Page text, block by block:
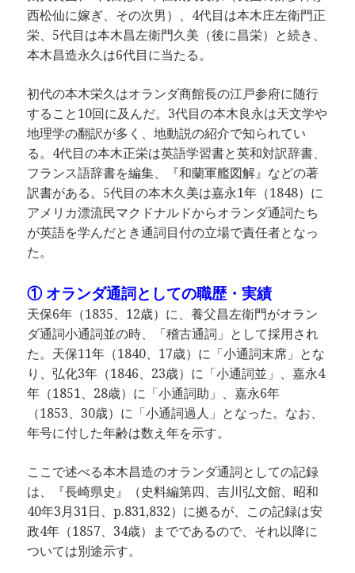
西松仙に嫁ぎ、その次男）、4代目は本木庄左衛門正
栄、5代目は本木昌左衛門久美（後に昌栄）と続き、
本木昌造永久は6代目に当たる。
初代の本木栄久はオランダ商館長の江戸参府に随行
すること10回に及んだ。3代目の本木良永は天文学や
地理学の翻訳が多く、地動説の紹介で知られてい
る。4代目の本木正栄は英語学習書と英和対訳辞書、
フランス語辞書を編集、『和蘭軍艦図解』などの著
訳書がある。5代目の本木久美は嘉永1年（1848）に
アメリカ漂流民マクドナルドからオランダ通詞たち
が英語を学んだとき通詞目付の立場で責任者となっ
た。
① オランダ通詞としての職歴・実績
天保6年（1835、12歳）に、養父昌左衛門がオラン
ダ通詞小通詞並の時、「稽古通詞」として採用され
た。天保11年（1840、17歳）に「小通詞末席」とな
り、弘化3年（1846、23歳）に「小通詞並」、嘉永4
年（1851、28歳）に「小通詞助」、嘉永6年
（1853、30歳）に「小通詞過人」となった。なお、
年号に付した年齢は数え年を示す。
ここで述べる本木昌造のオランダ通詞としての記録
は、『長崎県史』（史料編第四、吉川弘文館、昭和
40年3月31日、p.831,832）に拠るが、この記録は安
政4年（1857、34歳）までであるので、それ以降に
ついては別途示す。